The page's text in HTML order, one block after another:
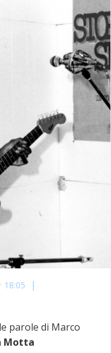
18:05 |
parole di Marco
Motta